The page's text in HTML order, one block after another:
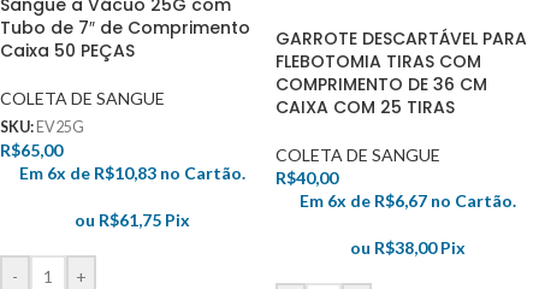
Sangue a Vácuo 25G com
Tubo de 7″ de Comprimento
Caixa 50 PEÇAS
COLETA DE SANGUE
SKU: EV25G
R$65,00
Em 6x de R$10,83 no Cartão.
ou R$61,75 Pix
- +
GARROTE DESCARTÁVEL PARA
FLEBOTOMIA TIRAS COM
COMPRIMENTO DE 36 CM
CAIXA COM 25 TIRAS
COLETA DE SANGUE
R$40,00
Em 6x de R$6,67 no Cartão.
ou R$38,00 Pix